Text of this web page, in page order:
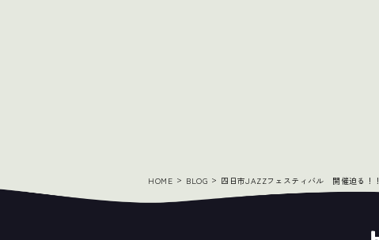
HOME BLOG 四日市JAZZフェスティバル 開催迫る！！